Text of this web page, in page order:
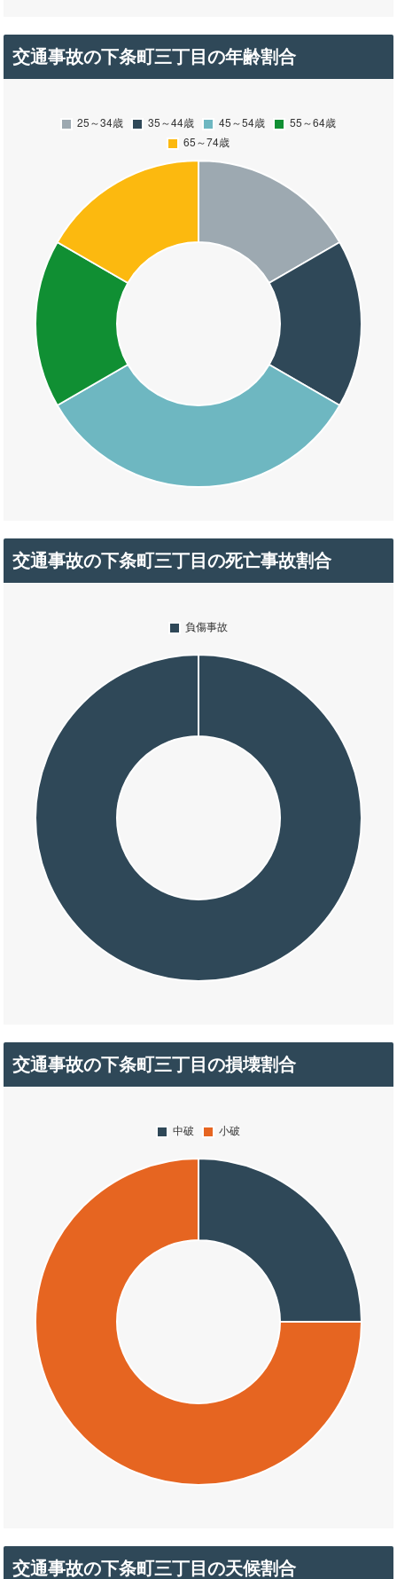
交通事故の下条町三丁目の年齢割合
交通事故の下条町三丁目の死亡事故割合
交通事故の下条町三丁目の損壊割合
交通事故の下条町三丁目の天候割合